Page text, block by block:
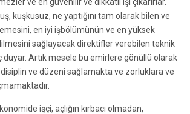
kuşkusuz, ne yaptığını tam olarak bilen ve
en iyi işbölümünün ve en yüksek
sağlayacak direktifler verebilen teknik
Artık mesele bu emirlere gönüllü olarak
ve düzeni sağlamakta ve zorluklara ve
işçi, açlığın kırbacı olmadan,